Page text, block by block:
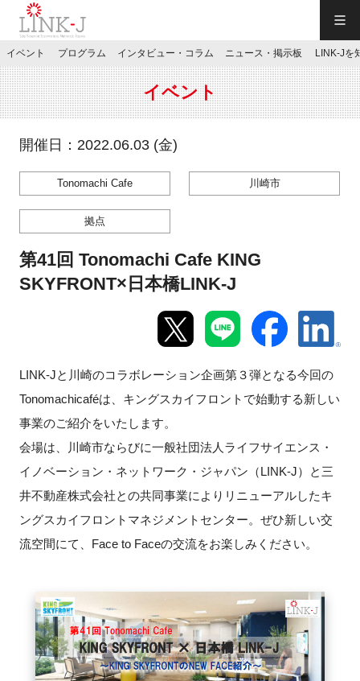
JP／EN
特別会員専用メニュー
お問い合わせ
イベント
プログラム
インタビュー・コラム
LINK-Jを知る
特別会員
イベント プログラム インタビュー・コラム ニュース・掲示板 LINK-Jを
イベント
開催日：2022.06.03 (金)
Tonomachi Cafe 川崎市
拠点
第41回 Tonomachi Cafe KING
SKYFRONT×日本橋LINK-J
LINK-Jと川崎のコラボレーション企画第３弾となる今回の
Tonomachicaféは、キングスカイフロントで始動する新しい
事業のご紹介をいたします。
会場は、川崎市ならびに一般社団法人ライフサイエンス・
イノベーション・ネットワーク・ジャパン（LINK-J）と三
井不動産株式会社との共同事業によりリニューアルしたキ
ングスカイフロントマネジメントセンター。ぜひ新しい交
流空間にて、Face to Faceの交流をお楽しみください。